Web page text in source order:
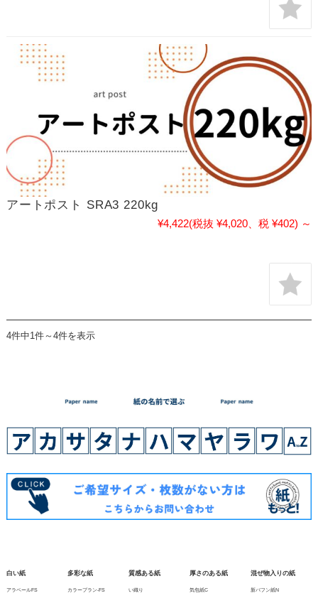
アートポスト SRA3 220kg
¥4,422(税抜 ¥4,020、税 ¥402) ～
4件中1件～4件を表示
白い紙
アラベールFS
多彩な紙
カラープラン-FS
質感ある紙
い織り
厚さのある紙
気包紙C
混ぜ物入りの紙
新バフン紙N